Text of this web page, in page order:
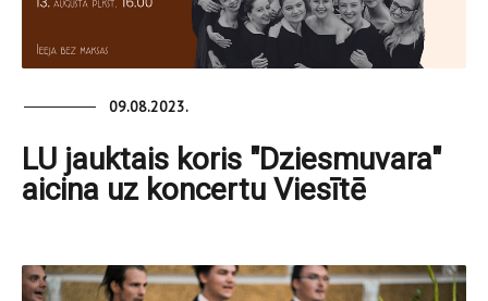
09.08.2023.
LU jauktais koris "Dziesmuvara"
aicina uz koncertu Viesītē